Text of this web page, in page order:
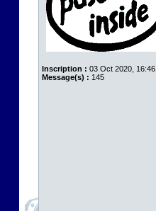
Inscription : 03 Oct 2020, 16:46
Message(s) : 145